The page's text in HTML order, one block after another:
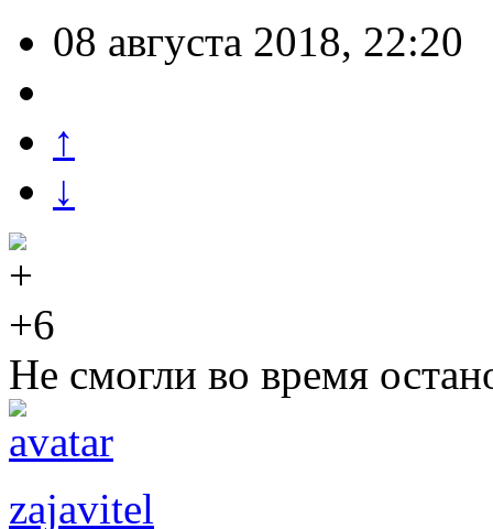
08 августа 2018, 22:20
↑
↓
+6
Не смогли во время
zajavitel